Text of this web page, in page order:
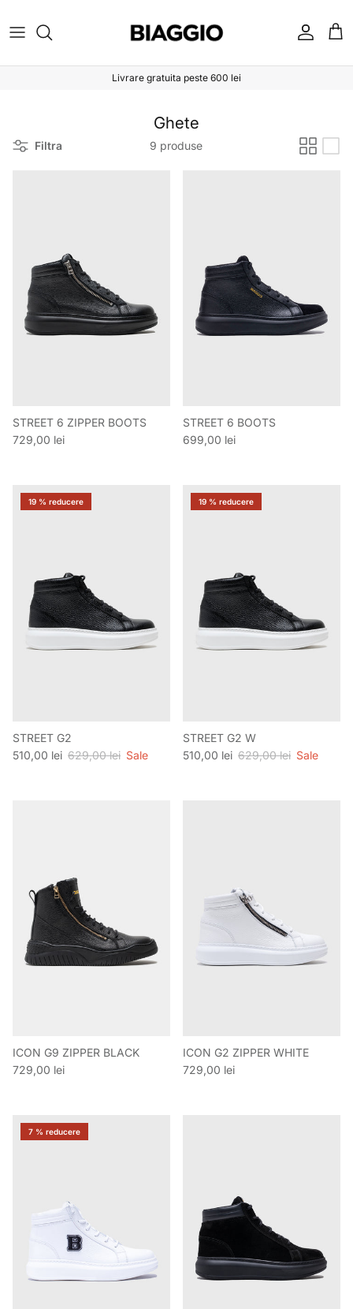
Cont Coș
Livrare gratuita peste 600 lei
Ghete
Filtra 9 produse
STREET 6 ZIPPER BOOTS
Preț obișnuit
729,00 lei
STREET 6 BOOTS
Preț obișnuit
699,00 lei
19 % reducere
STREET G2
Preț de vânzare
510,00 lei Preț obișnuit
629,00 lei Sale
19 % reducere
STREET G2 W
Preț de vânzare
510,00 lei Preț obișnuit
629,00 lei Sale
ICON G9 ZIPPER BLACK
Preț obișnuit
729,00 lei
ICON G2 ZIPPER WHITE
Preț obișnuit
729,00 lei
7 % reducere